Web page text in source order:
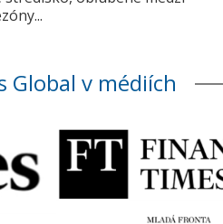
Global v médiích